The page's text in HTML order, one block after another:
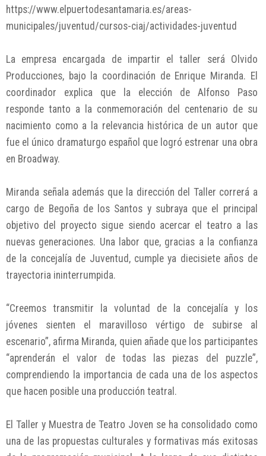
https://www.elpuertodesantamaria.es/areas-
municipales/juventud/cursos-ciaj/actividades-juventud
La empresa encargada de impartir el taller será Olvido
Producciones, bajo la coordinación de Enrique Miranda. El
coordinador explica que la elección de Alfonso Paso
responde tanto a la conmemoración del centenario de su
nacimiento como a la relevancia histórica de un autor que
fue el único dramaturgo español que logró estrenar una obra
en Broadway.
Miranda señala además que la dirección del Taller correrá a
cargo de Begoña de los Santos y subraya que el principal
objetivo del proyecto sigue siendo acercar el teatro a las
nuevas generaciones. Una labor que, gracias a la confianza
de la concejalía de Juventud, cumple ya diecisiete años de
trayectoria ininterrumpida.
“Creemos transmitir la voluntad de la concejalía y los
jóvenes sienten el maravilloso vértigo de subirse al
escenario”, afirma Miranda, quien añade que los participantes
“aprenderán el valor de todas las piezas del puzzle”,
comprendiendo la importancia de cada una de los aspectos
que hacen posible una producción teatral.
El Taller y Muestra de Teatro Joven se ha consolidado como
una de las propuestas culturales y formativas más exitosas